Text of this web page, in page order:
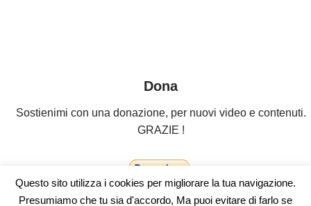
Dona
Sostienimi con una donazione, per nuovi video e contenuti.
GRAZIE !
Questo sito utilizza i cookies per migliorare la tua navigazione.
Presumiamo che tu sia d'accordo, Ma puoi evitare di farlo se